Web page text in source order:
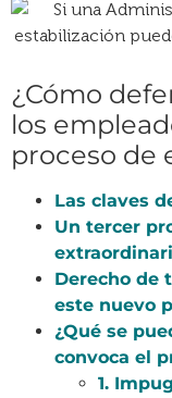
¿Cómo
los
proceso de
Las claves
Un tercer
Derecho de
este nuevo
¿Qué se
convoca el
1.